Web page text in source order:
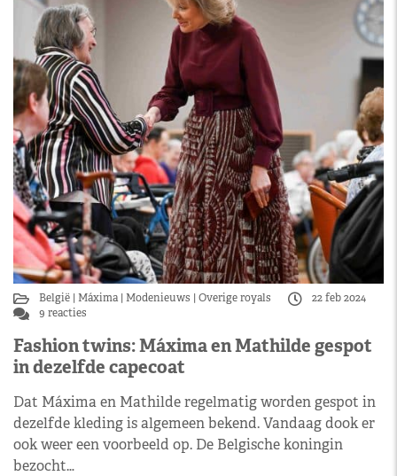
België Máxima Modenieuws Overige royals
22 feb 2024
9 reacties
Fashion twins: Máxima en Mathilde gespot
in dezelfde capecoat
Dat Máxima en Mathilde regelmatig worden gespot in
dezelfde kleding is algemeen bekend. Vandaag dook er
ook weer een voorbeeld op. De Belgische koningin
bezocht…